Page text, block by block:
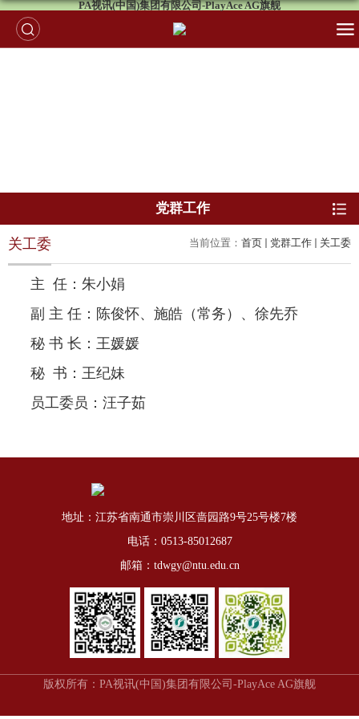
PA视讯(中国)集团有限公司-PlayAce AG旗舰
党群工作
当前位置： 首页 党群工作 关工委
关工委
主 任：朱小娟
副 主 任：陈俊怀、 施皓（常务 ）、 徐先乔
秘 书 长：王媛媛
秘 书：王纪妹
员工委员：汪子茹
地址：江苏省南通市崇川区啬园路9号25号楼7楼
电话：0513-85012687
邮箱：tdwgy@ntu.edu.cn
版权所有：PA视讯(中国)集团有限公司-PlayAce AG旗舰